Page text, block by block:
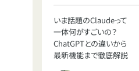
いま話題のClaudeって
一体何がすごいの？
ChatGPTとの違いから
最新機能まで徹底解説